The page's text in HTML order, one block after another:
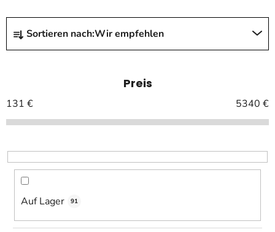
P
o
k
t
o
r
Sortieren nach:Wir empfehlen
Preis
131 € 5340 €
Auf Lager 91